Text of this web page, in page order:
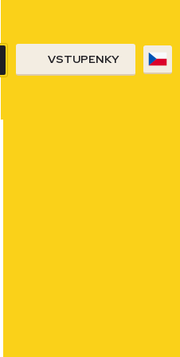
VSTUPENKY